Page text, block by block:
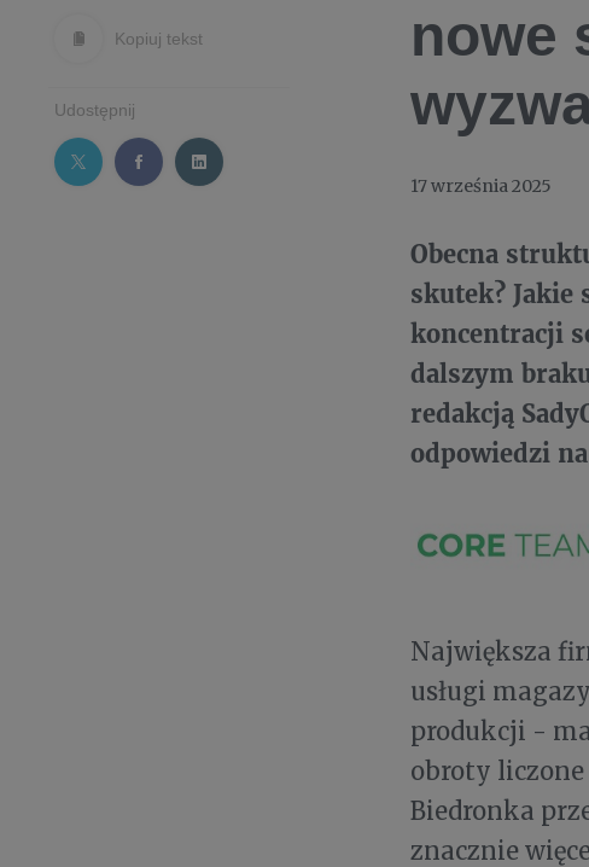
Kopiuj tekst
Udostępnij
nowe
17 września 2025
Obecna
skutek? Jakie
koncentracji
dalszym
redakcją
odpowiedzi
Największa
usługi
produkcji -
obroty
Biedronka
znacznie